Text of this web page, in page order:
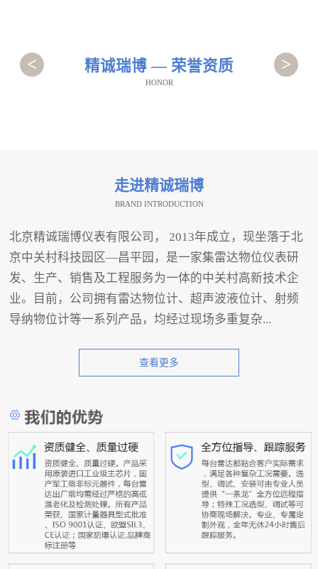
精诚瑞博 — 荣誉资质
HONOR
< >
走进精诚瑞博
BRAND INTRODUCTION
北京精诚瑞博仪表有限公司， 2013年成立，现坐落于北
京中关村科技园区—昌平园，是一家集雷达物位仪表研
发、生产、销售及工程服务为一体的中关村高新技术企
业。目前，公司拥有雷达物位计、超声波液位计、射频
导纳物位计等一系列产品，均经过现场多重复杂...
查看更多